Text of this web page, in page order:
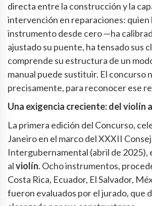
directa entre la construcción y la
intervención en reparaciones: quien
instrumento desde cero —ha
ajustado su puente, ha tensado sus
comprende su estructura de un
manual puede sustituir. El concurso
precisamente, para reconocer ese
Una exigencia creciente: del violín
La primera edición del Concurso,
Janeiro en el marco del XXXII
Intergubernamental (abril de 2025),
alviolín. Ocho instrumentos,
Costa Rica, Ecuador, El Salvador,
fueron evaluados por el jurado, que